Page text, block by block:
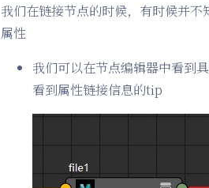
我们在链接节点的时候，有时候并
属性
我们可以在节点编辑器中看到
看到属性链接信息的tip